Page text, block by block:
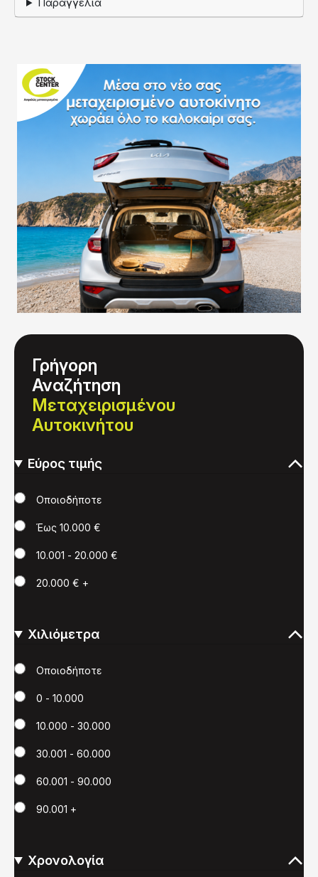
Γρήγορη
Αναζήτηση
Μεταχειρισμένου
Αυτοκινήτου
Εύρος τιμής
ΤιμήΟποιοδήποτε
Έως 10.000 €
10.001 - 20.000 €
20.000 € +
Χιλιόμετρα
Χιλιόμετρα
Οποιοδήποτε
0 - 10.000
10.000 - 30.000
30.001 - 60.000
60.001 - 90.000
90.001 +
Χρονολογία